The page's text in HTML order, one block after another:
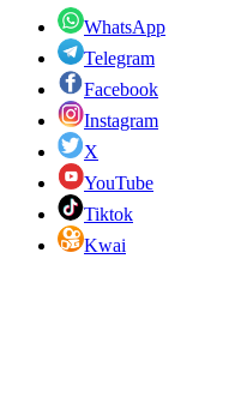
WhatsApp
Telegram
Facebook
Instagram
X
YouTube
Tiktok
Kwai